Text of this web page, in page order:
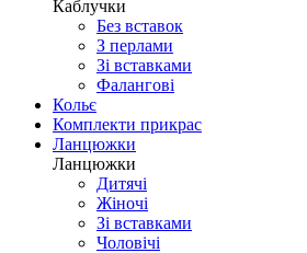
Каблучки
Без вставок
З перлами
Зі вставками
Фаланговi
Кольє
Комплекти прикрас
Ланцюжки
Ланцюжки
Дитячі
Жіночі
Зі вставками
Чоловічі